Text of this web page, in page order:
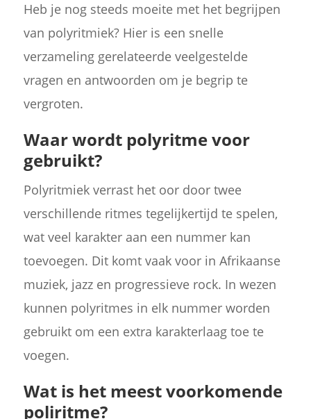
Heb je nog steeds moeite met het begrijpen
van polyritmiek? Hier is een snelle
verzameling gerelateerde veelgestelde
vragen en antwoorden om je begrip te
vergroten.
Waar wordt polyritme voor
gebruikt?
Polyritmiek verrast het oor door twee
verschillende ritmes tegelijkertijd te spelen,
wat veel karakter aan een nummer kan
toevoegen. Dit komt vaak voor in Afrikaanse
muziek, jazz en progressieve rock. In wezen
kunnen polyritmes in elk nummer worden
gebruikt om een extra karakterlaag toe te
voegen.
Wat is het meest voorkomende
poliritme?